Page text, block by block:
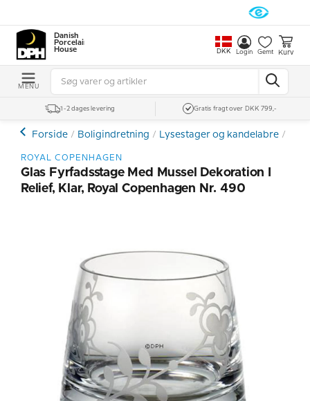
Danish
Porcelain
House
DKK Login Gemt Kurv
MENU
1-2 dages levering Gratis fragt over DKK 799,-
Forside Boligindretning Lysestager og kandelabre
ROYAL COPENHAGEN
Glas Fyrfadsstage Med Mussel Dekoration I
Relief, Klar, Royal Copenhagen Nr. 490